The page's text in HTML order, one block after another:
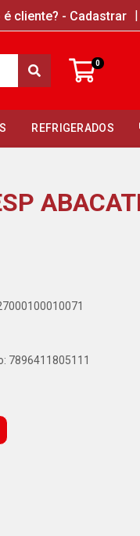
é cliente? - Cadastrar |
0
REFRIGERADOS
7896411805111